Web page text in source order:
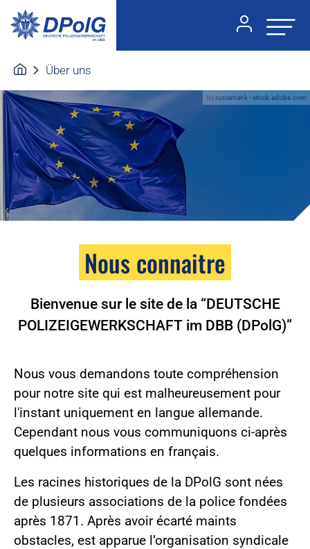
Über uns
(c) rustamank - stock.adobe.com
Nous connaitre
Bienvenue sur le site de la “DEUTSCHE
POLIZEIGEWERKSCHAFT im DBB (DPolG)”
Nous vous demandons toute compréhension
pour notre site qui est malheureusement pour
l'instant uniquement en langue allemande.
Cependant nous vous communiquons ci-après
quelques informations en français.
Les racines historiques de la DPolG sont nées
de plusieurs associations de la police fondées
après 1871. Après avoir écarté maints
obstacles, est apparue l’organisation syndicale